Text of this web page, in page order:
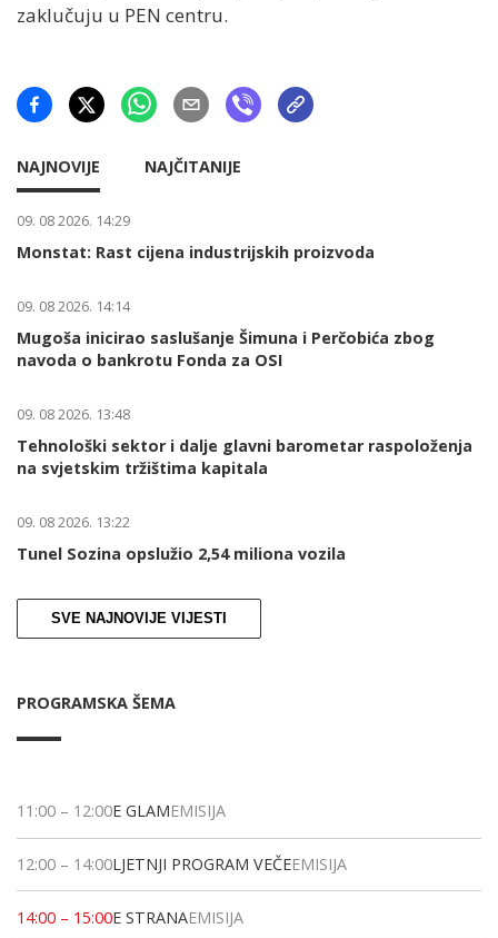
zaklučuju u PEN centru.
NAJNOVIJE NAJČITANIJE
09. 08 2026. 14:29
Monstat: Rast cijena industrijskih proizvoda
09. 08 2026. 14:14
Mugoša inicirao saslušanje Šimuna i Perčobića zbog
navoda o bankrotu Fonda za OSI
09. 08 2026. 13:48
Tehnološki sektor i dalje glavni barometar raspoloženja
na svjetskim tržištima kapitala
09. 08 2026. 13:22
Tunel Sozina opslužio 2,54 miliona vozila
SVE NAJNOVIJE VIJESTI
PROGRAMSKA ŠEMA
11:00 – 12:00E GLAMEMISIJA
12:00 – 14:00LJETNJI PROGRAM VEČEEMISIJA
14:00 – 15:00E STRANAEMISIJA